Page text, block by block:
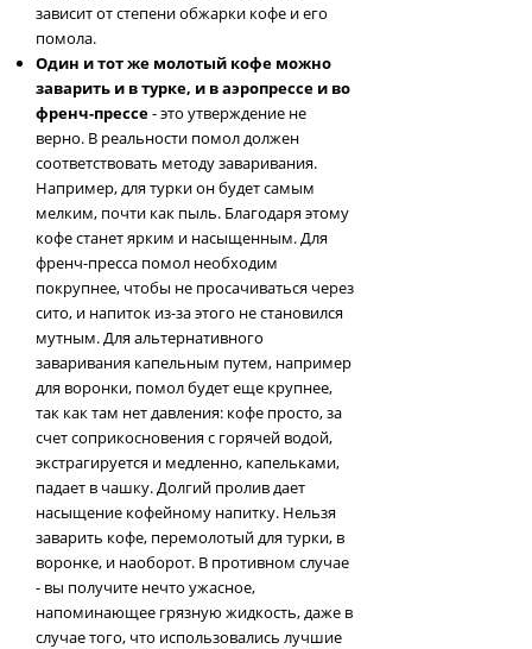
зависит от степени обжарки кофе и его
помола.
Один и тот же молотый кофе можно
заварить и в турке, и в аэропрессе и во
френч-прессе- это утверждение не
верно. В реальности помол должен
соответствовать методу заваривания.
Например, для турки он будет самым
мелким, почти как пыль. Благодаря этому
кофе станет ярким и насыщенным. Для
френч-пресса помол необходим
покрупнее, чтобы не просачиваться через
сито, и напиток из-за этого не становился
мутным. Для альтернативного
заваривания капельным путем, например
для воронки, помол будет еще крупнее,
так как там нет давления: кофе просто, за
счет соприкосновения с горячей водой,
экстрагируется и медленно, капельками,
падает в чашку. Долгий пролив дает
насыщение кофейному напитку. Нельзя
заварить кофе, перемолотый для турки, в
воронке, и наоборот. В противном случае
- вы получите нечто ужасное,
напоминающее грязную жидкость, даже в
случае того, что использовались лучшие